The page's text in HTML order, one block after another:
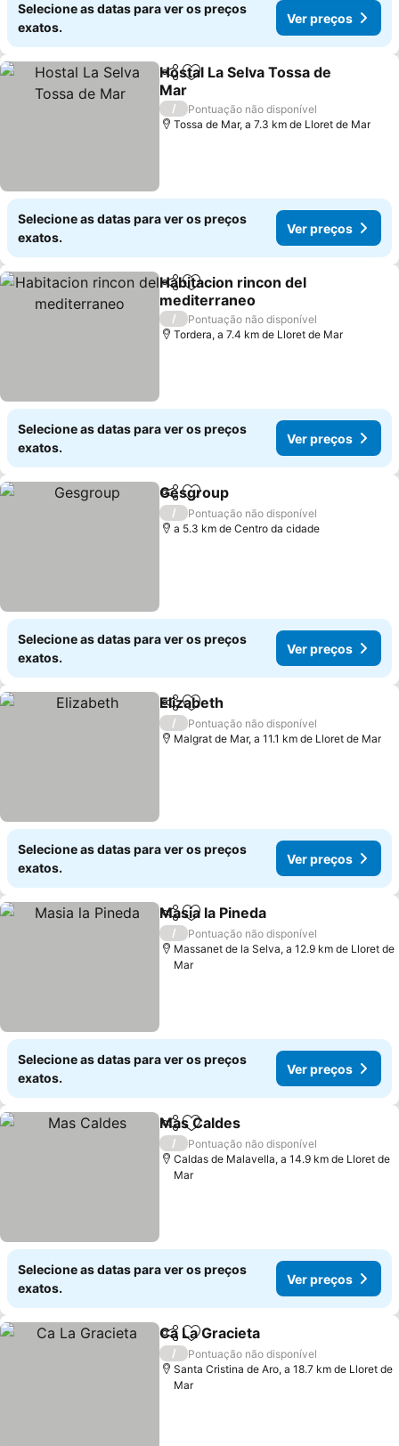
Selecione as datas para ver os preços
exatos.
Ver preços
PartilharAdicionar aos favoritos
Hostal La Selva Tossa de
Mar
Ver preços
/
Pontuação não disponível
Tossa de Mar, a 7.3 km de Lloret de Mar
Selecione as datas para ver os preços
exatos.
Ver preços
PartilharAdicionar aos favoritos
Habitacion rincon del
mediterraneo
Ver preços
/
Pontuação não disponível
Tordera, a 7.4 km de Lloret de Mar
Selecione as datas para ver os preços
exatos.
Ver preços
PartilharAdicionar aos favoritos
Gesgroup
/
Pontuação não disponível
a 5.3 km de Centro da cidade
Selecione as datas para ver os preços
exatos.
Ver preços
PartilharAdicionar aos favoritos
Elizabeth
/
Pontuação não disponível
Malgrat de Mar, a 11.1 km de Lloret de Mar
Selecione as datas para ver os preços
exatos.
Ver preços
PartilharAdicionar aos favoritos
Masia la Pineda
/
Pontuação não disponível
Massanet de la Selva, a 12.9 km de Lloret de
Mar
Selecione as datas para ver os preços
exatos.
Ver preços
PartilharAdicionar aos favoritos
Mas Caldes
/
Pontuação não disponível
Caldas de Malavella, a 14.9 km de Lloret de
Mar
Selecione as datas para ver os preços
exatos.
Ver preços
PartilharAdicionar aos favoritos
Ca La Gracieta
/
Pontuação não disponível
Santa Cristina de Aro, a 18.7 km de Lloret de
Mar